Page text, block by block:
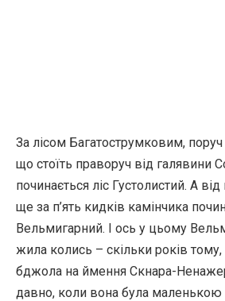
За лісом Багатострумковим,
що стоїть праворуч від галявини
починається ліс Густолистий. А від
ще за п’ять кидків камінчика
Вельмигарний. І ось у цьому
жила колись – скільки років
бджола на ймення Скнара-
давно, коли вона була